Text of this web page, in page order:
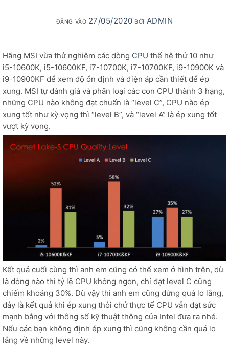
ĐĂNG VÀO 27/05/2020 BỞI ADMIN
Hãng MSI vừa thử nghiệm các dòng CPU thế hệ thứ 10 như
i5-10600K, i5-10600KF, i7-10700K, i7-10700KF, i9-10900K và
i9-10900KF để xem độ ổn định và điện áp cần thiết để ép
xung. MSI tự đánh giá và phân loại các con CPU thành 3 hạng,
những CPU nào không đạt chuẩn là “level C”, CPU nào ép
xung tốt như kỳ vọng thì “level B”, và “level A” là ép xung tốt
vượt kỳ vọng.
Kết quả cuối cùng thì anh em cũng có thể xem ở hình trên, dù
là dòng nào thì tỷ lệ CPU không ngon, chỉ đạt level C cũng
chiếm khoảng 30%. Dù vậy thì anh em cũng đừng quá lo lắng,
đây là kết quả khi ép xung thôi chứ thực tế CPU vẫn đạt sức
mạnh bằng với thông số kỹ thuật thông của Intel đưa ra nhé.
Nếu các bạn không định ép xung thì cũng không cần quá lo
lắng về những level này.